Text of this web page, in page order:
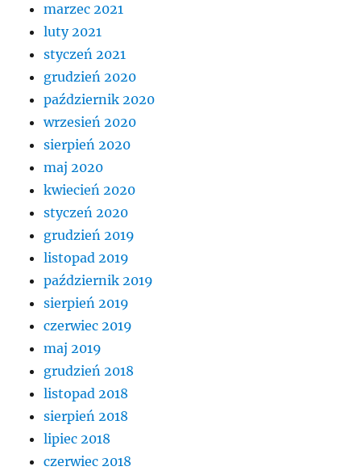
marzec 2021
luty 2021
styczeń 2021
grudzień 2020
październik 2020
wrzesień 2020
sierpień 2020
maj 2020
kwiecień 2020
styczeń 2020
grudzień 2019
listopad 2019
październik 2019
sierpień 2019
czerwiec 2019
maj 2019
grudzień 2018
listopad 2018
sierpień 2018
lipiec 2018
czerwiec 2018